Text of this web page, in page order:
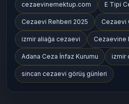
cezaevinemektup.com E Tipi
Cezaevi Rehberi 2025 Cezaevi
izmir aliağa cezaevi Cezaevine
Adana Ceza İnfaz Kurumu izmir
sincan cezaevi görüş günleri